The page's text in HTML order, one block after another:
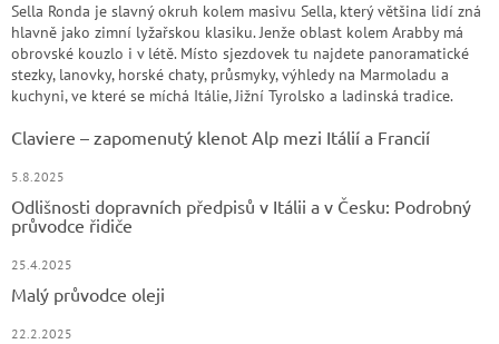
Sella Ronda je slavný okruh kolem masivu Sella, který většina lidí zná
hlavně jako zimní lyžařskou klasiku. Jenže oblast kolem Arabby má
obrovské kouzlo i v létě. Místo sjezdovek tu najdete panoramatické
stezky, lanovky, horské chaty, průsmyky, výhledy na Marmoladu a
kuchyni, ve které se míchá Itálie, Jižní Tyrolsko a ladinská tradice.
Claviere – zapomenutý klenot Alp mezi Itálií a Francií
5.8.2025
Odlišnosti dopravních předpisů v Itálii a v Česku: Podrobný
průvodce řidiče
25.4.2025
Malý průvodce oleji
22.2.2025